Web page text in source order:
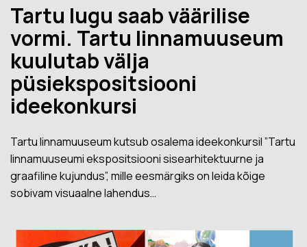
Tartu lugu saab väärilise
vormi. Tartu linnamuuseum
kuulutab välja
püsiekspositsiooni
ideekonkursi
Tartu linnamuuseum kutsub osalema ideekonkursil ”Tartu
linnamuuseumi ekspositsiooni sisearhitektuurne ja
graafiline kujundus”, mille eesmärgiks on leida kõige
sobivam visuaalne lahendus…